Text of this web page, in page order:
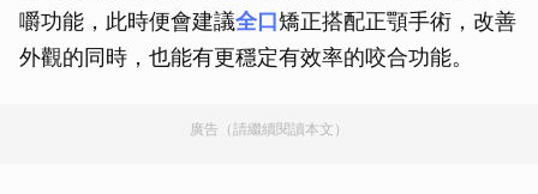
嚼功能，此時便會建議全口矯正搭配正顎手術，改善
外觀的同時，也能有更穩定有效率的咬合功能。
廣告（請繼續閱讀本文）